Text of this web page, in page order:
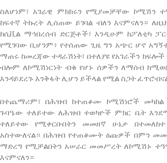
ስለሆነም፣ አገራዊ ምክክሩን የሚያመቻቸው ኮሚሽን
ከፍተኛ ትኩረት ሊሰጠው ይገባል ብለን እናምናለን።
ከሲቪል ማኅበረሰብ ድርጅቶች፣ እንዲሁም ከፖለቲካ
የሚገባው ቢሆንም፥ የተሰጠው ጊዜ ግን አጭር ሆኖ
ማጠሩ ከመረጃው ተዳራሽነት፣ በተለያዩ የአገራችን
ብሎም ለኮሚሽነርነት ብቁ የሆኑ ሰዎችን ለማሰብ
እንዳይደረጉ እንቅፋት ሊሆን ይችላል የሚል ስጋት
በተጨማሪም፣ በሕዝብ ከተጠቆሙ ኮሚሽነሮች
ጉባዔው ተለይተው ለሕዝብ ተወካዮች ምክር ቤት
ተለይተው የሚቀርቡበትን መመዘኛ ሁኔታ በተመለከተ
አስተውለናል። በሕዝብ የተጠቆሙት ዕጩዎች በምን
ማድረግ የሚቻልበትን አሠራር መመሥረት ለኮሚሽኑ
እናምናለን።